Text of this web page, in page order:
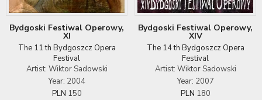
Bydgoski Festiwal Operowy,
XI
The 11 th Bydgoszcz Opera
Festival
Artist: Wiktor Sadowski
Year: 2004
PLN 150
Bydgoski Festiwal Operowy,
XIV
The 14 th Bydgoszcz Opera
Festival
Artist: Wiktor Sadowski
Year: 2007
PLN 180